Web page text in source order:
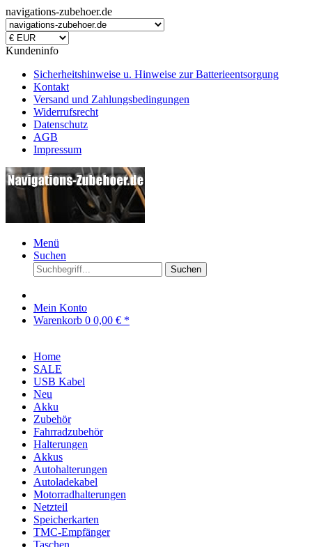
navigations-zubehoer.de
Kundeninfo
Sicherheitshinweise u. Hinweise zur Batterieentsorgung
Kontakt
Versand und Zahlungsbedingungen
Widerrufsrecht
Datenschutz
AGB
Impressum
Menü
Suchen
Suchen
Mein Konto
Warenkorb 0 0,00 € *
Home
SALE
USB Kabel
Neu
Akku
Zubehör
Fahrradzubehör
Halterungen
Akkus
Autohalterungen
Autoladekabel
Motorradhalterungen
Netzteil
Speicherkarten
TMC-Empfänger
Taschen